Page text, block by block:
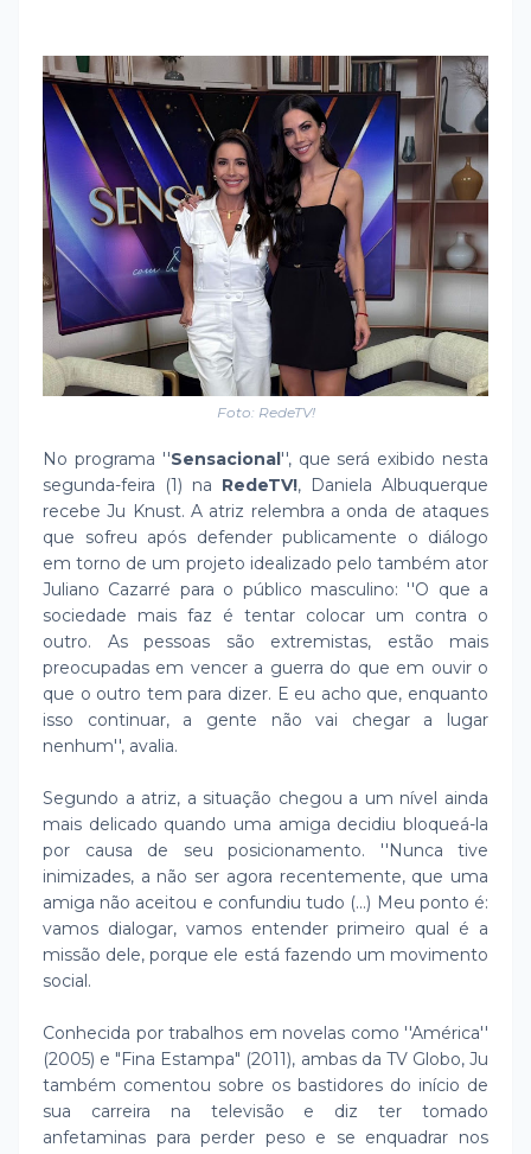
Foto: RedeTV!
No programa ''Sensacional'', que será exibido nesta
segunda-feira (1) na RedeTV!, Daniela Albuquerque
recebe Ju Knust. A atriz relembra a onda de ataques
que sofreu após defender publicamente o diálogo
em torno de um projeto idealizado pelo também ator
Juliano Cazarré para o público masculino: ''O que a
sociedade mais faz é tentar colocar um contra o
outro. As pessoas são extremistas, estão mais
preocupadas em vencer a guerra do que em ouvir o
que o outro tem para dizer. E eu acho que, enquanto
isso continuar, a gente não vai chegar a lugar
nenhum'', avalia.
Segundo a atriz, a situação chegou a um nível ainda
mais delicado quando uma amiga decidiu bloqueá-la
por causa de seu posicionamento. ''Nunca tive
inimizades, a não ser agora recentemente, que uma
amiga não aceitou e confundiu tudo (...) Meu ponto é:
vamos dialogar, vamos entender primeiro qual é a
missão dele, porque ele está fazendo um movimento
social.
Conhecida por trabalhos em novelas como ''América''
(2005) e "Fina Estampa" (2011), ambas da TV Globo, Ju
também comentou sobre os bastidores do início de
sua carreira na televisão e diz ter tomado
anfetaminas para perder peso e se enquadrar nos